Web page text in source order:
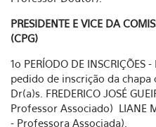
PRESIDENTE E VICE DA
(CPG)
1o PERÍODO DE
pedido de inscrição da chapa
Dr(a)s. FREDERICO JOSÉ
Professor Associado) LIANE
- Professora Associada).